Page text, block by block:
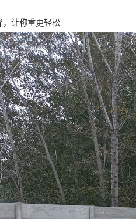
，让称重更轻松